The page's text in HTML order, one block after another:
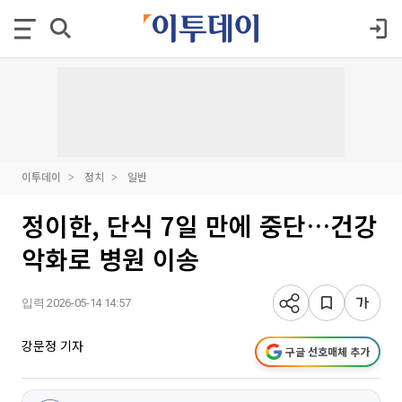
이투데이 정치 일반
정이한, 단식 7일 만에 중단…건강
악화로 병원 이송
입력 2026-05-14 14:57
강문정 기자 구글 선호매체 추가